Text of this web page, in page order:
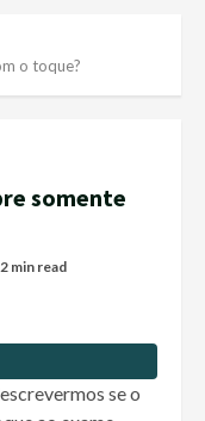
o toque?
somente
2 min read
se o